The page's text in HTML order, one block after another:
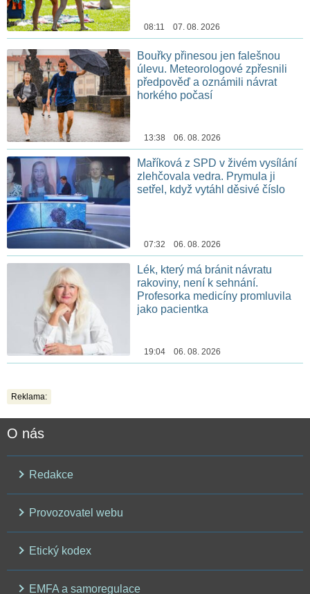
08:11 07. 08. 2026
Bouřky přinesou jen falešnou
úlevu. Meteorologové zpřesnili
předpověď a oznámili návrat
horkého počasí
13:38 06. 08. 2026
Maříková z SPD v živém vysílání
zlehčovala vedra. Prymula ji
setřel, když vytáhl děsivé číslo
07:32 06. 08. 2026
Lék, který má bránit návratu
rakoviny, není k sehnání.
Profesorka medicíny promluvila
jako pacientka
19:04 06. 08. 2026
Reklama:
O nás
Redakce
Provozovatel webu
Etický kodex
EMFA a samoregulace